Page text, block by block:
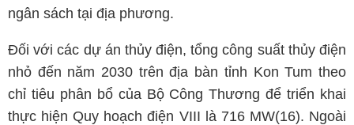
ngân sách tại địa phương.
Đối với các dự án thủy điện, tổng công suất thủy điện
nhỏ đến năm 2030 trên địa bàn tỉnh Kon Tum theo
chỉ tiêu phân bổ của Bộ Công Thương để triển khai
thực hiện Quy hoạch điện VIII là 716 MW(16). Ngoài